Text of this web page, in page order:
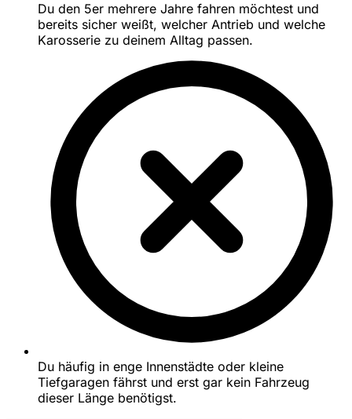
Du den 5er mehrere Jahre fahren möchtest und
bereits sicher weißt, welcher Antrieb und welche
Karosserie zu deinem Alltag passen.
Du häufig in enge Innenstädte oder kleine
Tiefgaragen fährst und erst gar kein Fahrzeug
dieser Länge benötigst.